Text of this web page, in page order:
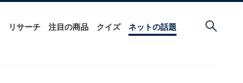
リサーチ 注目の商品 クイズ ネットの話題